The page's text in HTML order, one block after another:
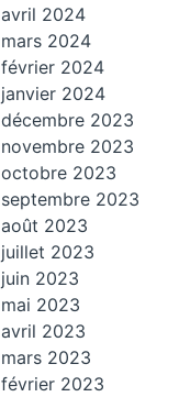
avril 2024
mars 2024
février 2024
janvier 2024
décembre 2023
novembre 2023
octobre 2023
septembre 2023
août 2023
juillet 2023
juin 2023
mai 2023
avril 2023
mars 2023
février 2023